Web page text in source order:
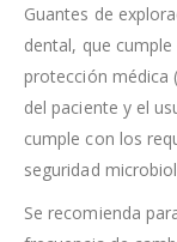
Guantes de
dental, que
protección médica
del paciente y el
cumple con los
seguridad
Se recomienda